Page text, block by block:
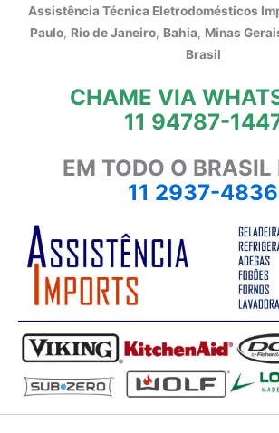
Assistência Técnica Eletrodomésticos
Paulo, Rio de Janeiro, Bahia, Minas
Brasil
CHAME VIA
11 94787-
EM TODO O BRASIL
11 2937-4836